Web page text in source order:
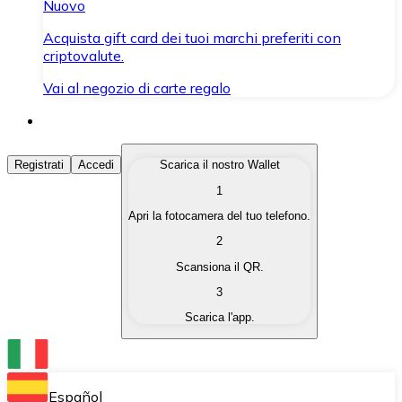
Nuovo
Acquista gift card dei tuoi marchi preferiti con
criptovalute.
Vai al negozio di carte regalo
Acquista Criptovalute
Acquista le criptovalute che ti interessano in modo
Converti le tue criptovalute in valuta fiat quando ne
Scambia una criptovaluta con un'altra
Conserva le tue cripto in un Wallet self-custodial.
Registrati Accedi
Scarica il nostro Wallet
1
Apri la fotocamera del tuo telefono.
2
Scansiona il QR.
3
Scarica l'app.
Español